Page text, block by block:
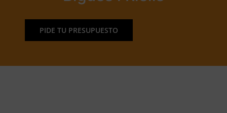
PIDE TU PRESUPUESTO